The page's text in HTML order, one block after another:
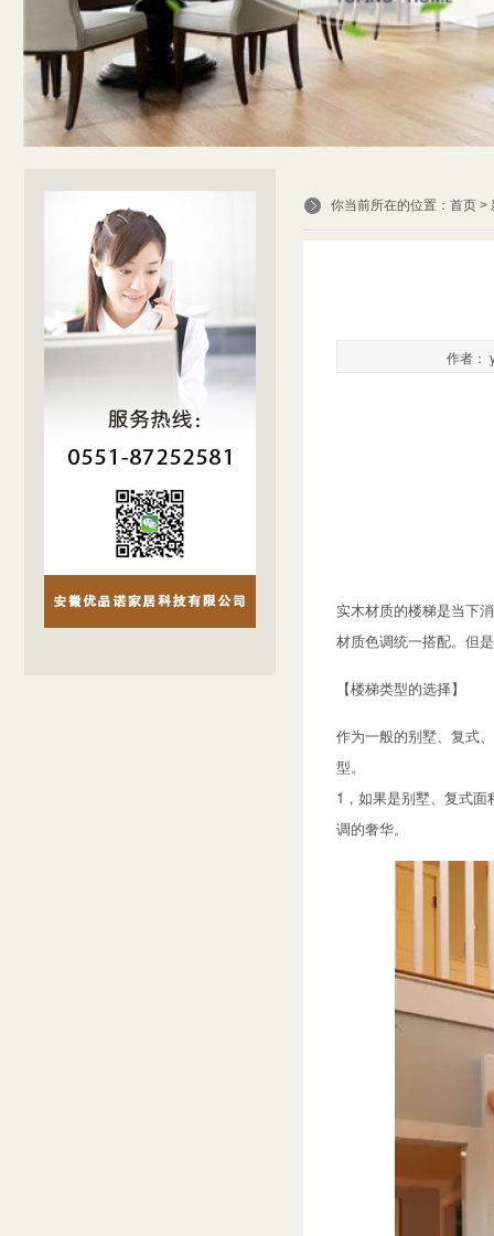
你当前所在的位置： 首页 >
作者：
实木材质的楼梯是当下
材质色调统一搭配。但
【楼梯类型的选择】
作为一般的别墅、复式
型。
1，如果是别墅、复式
调的奢华。